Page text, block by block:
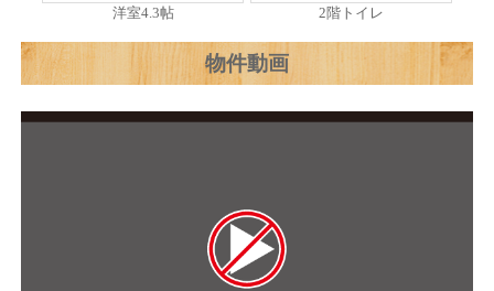
洋室4.3帖 2階トイレ
物件動画